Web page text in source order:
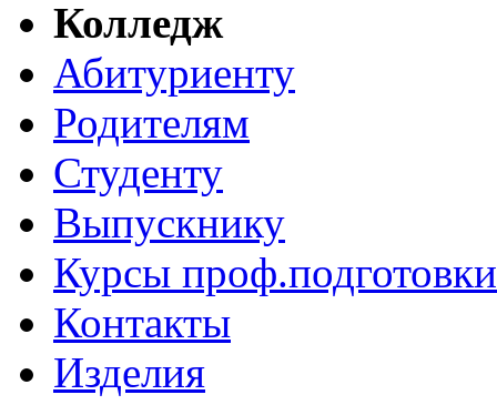
Колледж
Абитуриенту
Родителям
Студенту
Выпускнику
Курсы проф.подготовки
Контакты
Изделия